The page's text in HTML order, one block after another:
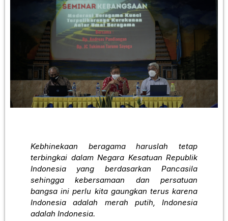
Kebhinekaan beragama haruslah tetap
terbingkai dalam Negara Kesatuan Republik
Indonesia yang berdasarkan Pancasila
sehingga kebersamaan dan persatuan
bangsa ini perlu kita gaungkan terus karena
Indonesia adalah merah putih, Indonesia
adalah Indonesia.